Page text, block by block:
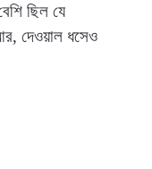
ছিল যে
দেওয়াল ধসেও